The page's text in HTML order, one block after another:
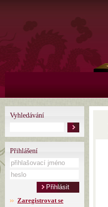
Vyhledávání
Přihlášení
Zaregistrovat se